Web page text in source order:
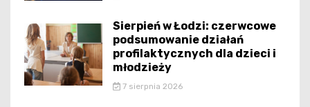
Sierpień w Łodzi: czerwcowe
podsumowanie działań
profilaktycznych dla dzieci i
młodzieży
7 sierpnia 2026